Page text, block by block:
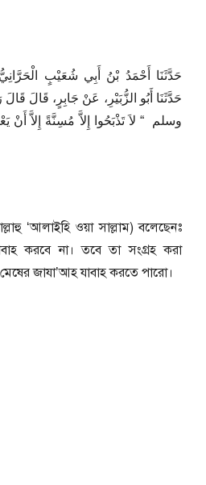
حَدَّثَنَا أَحْمَدُ بْنُ أَبِي شُعَيْبٍ
حَدَّثَنَا أَبُو الزُّبَيْرِ، عَنْ جَابِرٍ، قَالَ
وسلم ‏ “‏ لاَ تَذْبَحُوا إِلاَّ مُسِنَّةً إِلاَّ
‘আলাইহি ওয়া সাল্লাম) বলেছেনঃ
করবে না। তবে তা সংগ্রহ করা
জাযা’আহ যাবাহ করতে পারো।